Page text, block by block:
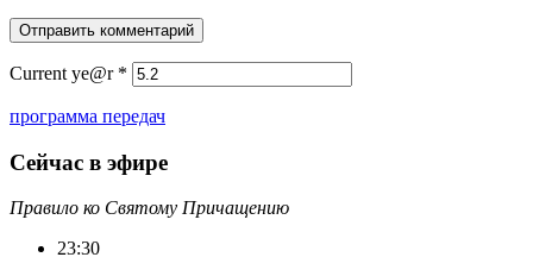
Current ye@r *
программа передач
Сейчас в эфире
Правило ко Святому Причащению
23:30